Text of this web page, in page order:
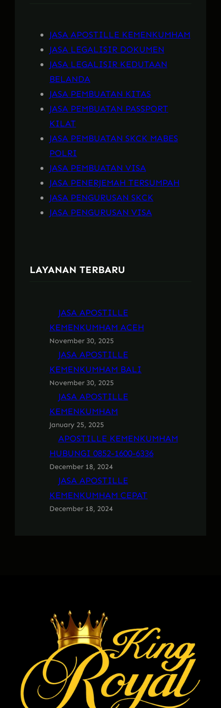
JASA APOSTILLE KEMENKUMHAM
JASA LEGALISIR DOKUMEN
JASA LEGALISIR KEDUTAAN
BELANDA
JASA PEMBUATAN KITAS
JASA PEMBUATAN PASSPORT
KILAT
JASA PEMBUATAN SKCK MABES
POLRI
JASA PEMBUATAN VISA
JASA PENERJEMAH TERSUMPAH
JASA PENGURUSAN SKCK
JASA PENGURUSAN VISA
LAYANAN TERBARU
JASA APOSTILLE
KEMENKUMHAM ACEH
November 30, 2025
JASA APOSTILLE
KEMENKUMHAM BALI
November 30, 2025
JASA APOSTILLE
KEMENKUMHAM
January 25, 2025
APOSTILLE KEMENKUMHAM
HUBUNGI 0852-1600-6336
December 18, 2024
JASA APOSTILLE
KEMENKUMHAM CEPAT
December 18, 2024